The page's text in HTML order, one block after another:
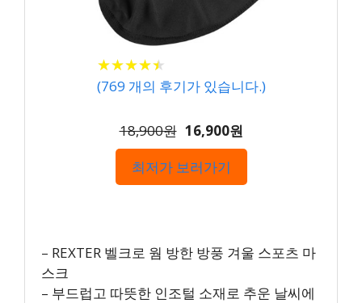
★★★★★
★★★★★
(769 개의 후기가 있습니다.)
18,900원 16,900원
최저가 보러가기
– REXTER 벨크로 웜 방한 방풍 겨울 스포츠 마
스크
– 부드럽고 따뜻한 인조털 소재로 추운 날씨에